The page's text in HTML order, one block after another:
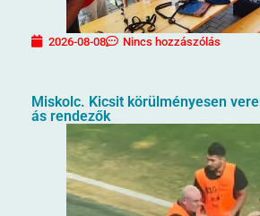
2026-08-08 Nincs hozzászólás
Miskolc. Kicsit körülményesen
ás rendezők